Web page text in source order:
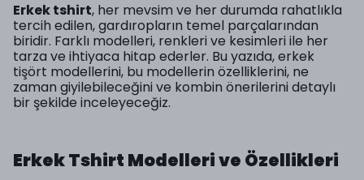
Erkek tshirt, her mevsim ve her durumda rahatlıkla
tercih edilen, gardıropların temel parçalarından
biridir. Farklı modelleri, renkleri ve kesimleri ile her
tarza ve ihtiyaca hitap ederler. Bu yazıda, erkek
tişört modellerini, bu modellerin özelliklerini, ne
zaman giyilebileceğini ve kombin önerilerini detaylı
bir şekilde inceleyeceğiz.
Erkek Tshirt Modelleri ve Özellikleri